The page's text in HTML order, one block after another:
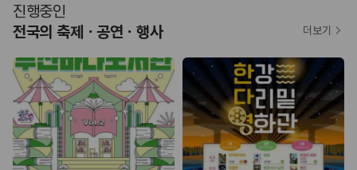
진행중인
전국의 축제ㆍ공연ㆍ행사
더보기